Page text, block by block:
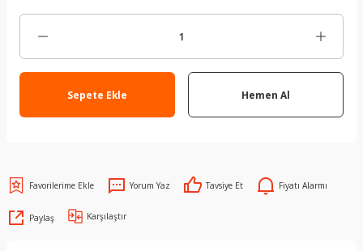
Sepete Ekle Hemen Al
Yorum Yaz Tavsiye Et Fiyatı Alarmı
Paylaş Karşılaştır